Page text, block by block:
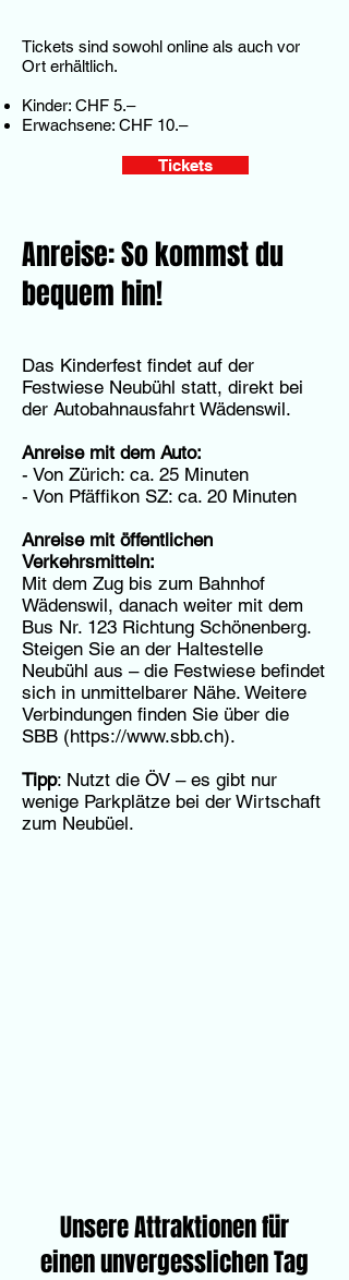
Tickets sind sowohl online als auch vor
Ort erhältlich.
Kinder: CHF 5.–
Erwachsene: CHF 10.–
Tickets
Anreise: So kommst du
bequem hin!
Das Kinderfest findet auf der
Festwiese Neubühl statt, direkt bei
der Autobahnausfahrt Wädenswil.
Anreise mit dem Auto:
- Von Zürich: ca. 25 Minuten
- Von Pfäffikon SZ: ca. 20 Minuten
Anreise mit öffentlichen
Verkehrsmitteln:
Mit dem Zug bis zum Bahnhof
Wädenswil, danach weiter mit dem
Bus Nr. 123 Richtung Schönenberg.
Steigen Sie an der Haltestelle
Neubühl aus – die Festwiese befindet
sich in unmittelbarer Nähe. Weitere
Verbindungen finden Sie über die
SBB (https://www.sbb.ch).
Tipp: Nutzt die ÖV – es gibt nur
wenige Parkplätze bei der Wirtschaft
zum Neubüel.
Unsere Attraktionen für
einen unvergesslichen Tag